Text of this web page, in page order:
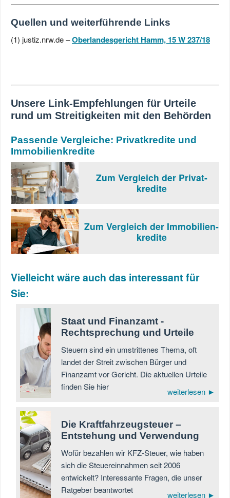
Quellen und weiterführende Links
(1) justiz.nrw.de –Oberlandesgericht Hamm, 15 W 237/18
Unsere Link-Empfehlungen für Urteile
rund um Streitigkeiten mit den Behörden
Passende Vergleiche: Privatkredite und
Immobilienkredite
Zum Vergleich der Privat-
kredite
Zum Vergleich der Immobilien-
kredite
Vielleicht wäre auch das interessant für
Sie:
Staat und Finanzamt -
Rechtsprechung und Urteile
Steuern sind ein umstrittenes Thema, oft
landet der Streit zwischen Bürger und
Finanzamt vor Gericht. Die aktuellen Urteile
finden Sie hier
weiterlesen ►
Die Kraftfahrzeugsteuer –
Entstehung und Verwendung
Wofür bezahlen wir KFZ-Steuer, wie haben
sich die Steuereinnahmen seit 2006
entwickelt? Interessante Fragen, die unser
Ratgeber beantwortet
weiterlesen ►